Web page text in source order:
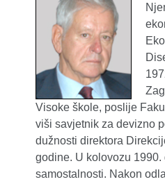
Visoke škole, poslije
viši savjetnik za devizno
dužnosti direktora
godine. U kolovozu
samostalnosti. Nakon